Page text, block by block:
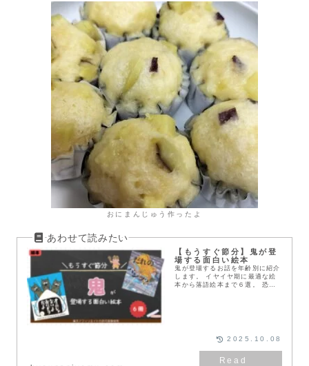
おにまんじゅう作ったよ
【もうすぐ節分】鬼が登
場する面白い絵本
鬼が登場するお話を年齢別に紹介
します。 イヤイヤ期に最適な絵
本から落語絵本まで６選。 恐い
2025.10.08